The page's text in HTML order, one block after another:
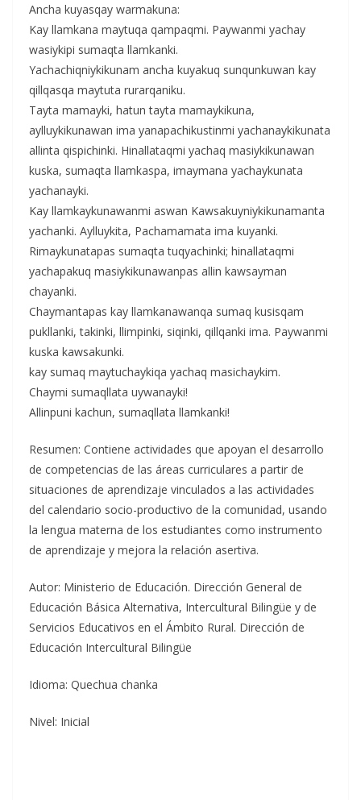
Ancha kuyasqay warmakuna:
Kay llamkana maytuqa qampaqmi. Paywanmi yachay
wasiykipi sumaqta llamkanki.
Yachachiqniykikunam ancha kuyakuq sunqunkuwan kay
qillqasqa maytuta rurarqaniku.
Tayta mamayki, hatun tayta mamaykikuna,
aylluykikunawan ima yanapachikustinmi yachanaykikunata
allinta qispichinki. Hinallataqmi yachaq masiykikunawan
kuska, sumaqta llamkaspa, imaymana yachaykunata
yachanayki.
Kay llamkaykunawanmi aswan Kawsakuyniykikunamanta
yachanki. Aylluykita, Pachamamata ima kuyanki.
Rimaykunatapas sumaqta tuqyachinki; hinallataqmi
yachapakuq masiykikunawanpas allin kawsayman
chayanki.
Chaymantapas kay llamkanawanqa sumaq kusisqam
pukllanki, takinki, llimpinki, siqinki, qillqanki ima. Paywanmi
kuska kawsakunki.
kay sumaq maytuchaykiqa yachaq masichaykim.
Chaymi sumaqllata uywanayki!
Allinpuni kachun, sumaqllata llamkanki!
Resumen: Contiene actividades que apoyan el desarrollo
de competencias de las áreas curriculares a partir de
situaciones de aprendizaje vinculados a las actividades
del calendario socio-productivo de la comunidad, usando
la lengua materna de los estudiantes como instrumento
de aprendizaje y mejora la relación asertiva.
Autor: Ministerio de Educación. Dirección General de
Educación Básica Alternativa, Intercultural Bilingüe y de
Servicios Educativos en el Ámbito Rural. Dirección de
Educación Intercultural Bilingüe
Idioma: Quechua chanka
Nivel: Inicial